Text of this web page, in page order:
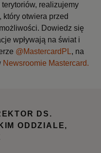
realizujemy
otwiera przed
Dowiedz się
wpływają na świat i
@MastercardPL, na
Newsroomie Mastercard.
DS.
ODDZIALE,